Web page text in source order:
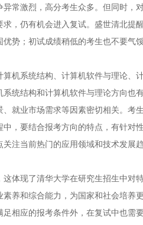
常激烈，高分考生众多。但同时
，仍有机会进入复试。盛世清北提
势；初试成绩稍低的考生也不要气
机系统结构、计算机软件与理论、
统结构和计算机软件与理论方向也
就业市场需求等因素密切相关。
，要结合报考方向的特点，有针对
注当前热门的应用领域和技术发展
体现了清华大学在研究生招生中对
养和综合能力，为国家和社会培养更
相应的报考条件外，在复试中也需